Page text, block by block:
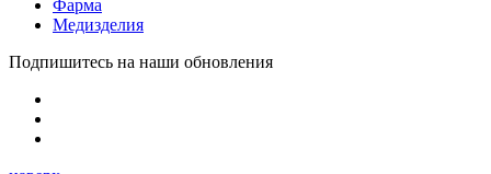
Фарма
Медизделия
Подпишитесь на наши обновления